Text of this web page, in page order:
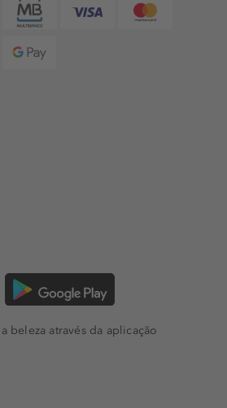
beleza através da aplicação